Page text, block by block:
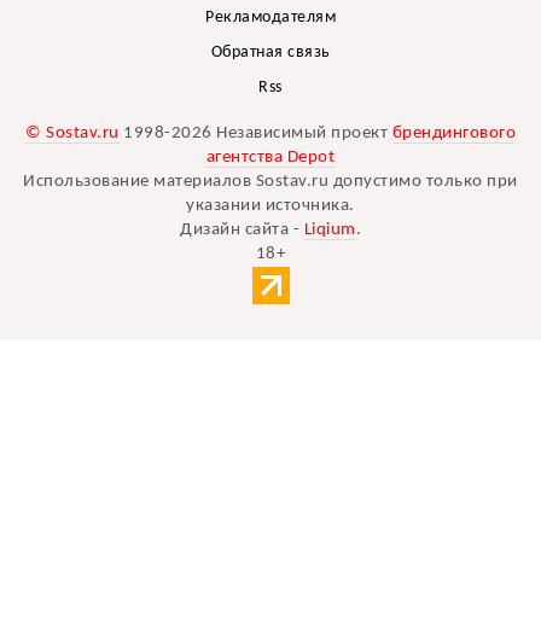
Рекламодателям
Обратная связь
Rss
© Sostav.ru 1998-2026 Независимый проект брендингового
агентства Depot
Использование материалов Sostav.ru допустимо только при
указании источника.
Дизайн сайта - Liqium .
18+